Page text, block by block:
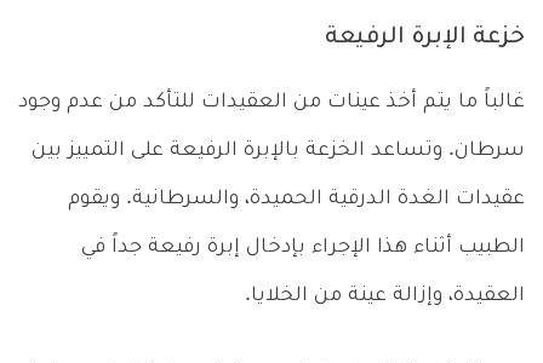
خزعة الإبرة الرفيعة
غالباً ما يتم أخذ عينات من العقيدات للتأكد من عدم وجود
سرطان. وتساعد الخزعة بالإبرة الرفيعة على التمييز بين
عقيدات الغدة الدرقية الحميدة، والسرطانية. ويقوم
الطبيب أثناء هذا الإجراء بإدخال إبرة رفيعة جداً في
العقيدة، وإزالة عينة من الخلايا.